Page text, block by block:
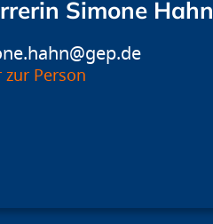
Simone Hahn
zur Person